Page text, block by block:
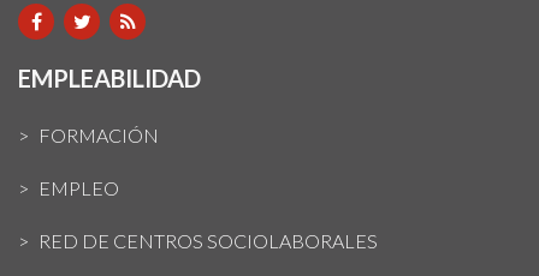
EMPLEABILIDAD
FORMACIÓN
EMPLEO
RED DE CENTROS SOCIOLABORALES